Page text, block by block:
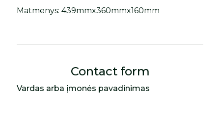
Matmenys: 439mmx360mmx160mm
Contact form
Vardas arba įmonės pavadinimas